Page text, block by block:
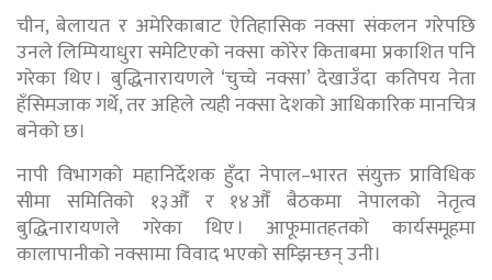
चीन, बेलायत र अमेरिकाबाट ऐतिहासिक नक्सा संकलन गरेपछि
उनले लिम्पियाधुरा समेटिएको नक्सा कोरेर किताबमा प्रकाशित पनि
गरेका थिए । बुद्धिनारायणले ‘चुच्चे नक्सा’ देखाउँदा कतिपय नेता
हँसिमजाक गर्थे, तर अहिले त्यही नक्सा देशको आधिकारिक मानचित्र
बनेको छ।
नापी विभागको महानिर्देशक हुँदा नेपाल–भारत संयुक्त प्राविधिक
सीमा समितिको १३औँ र १४औँ बैठकमा नेपालको नेतृत्व
बुद्धिनारायणले गरेका थिए । आफूमातहतको कार्यसमूहमा
कालापानीको नक्सामा विवाद भएको सम्झिन्छन् उनी।